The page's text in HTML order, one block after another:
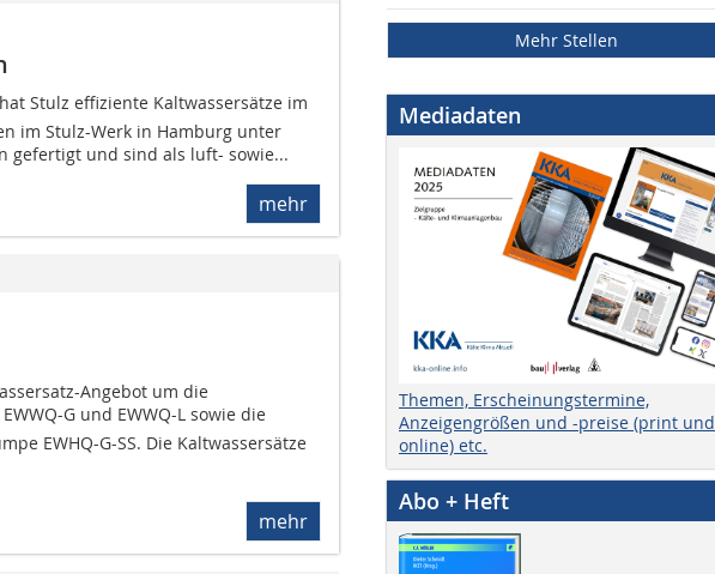
hat Stulz effiziente Kaltwassersätze im
im Stulz-Werk in Hamburg unter
gefertigt und sind als luft- sowie...
mehr
Angebot um die
G und EWWQ-L sowie die
EWHQ-G-SS. Die Kaltwassersätze
mehr
Mehr Stellen
Mediadaten
Themen, Erscheinungstermine,
Anzeigengrößen und -preise (print und
online) etc.
Abo + Heft